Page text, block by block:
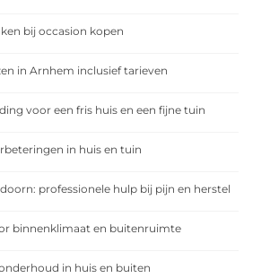
bij occasion kopen
in Arnhem inclusief tarieven
voor een fris huis en een fijne tuin
in huis en tuin
professionele hulp bij pijn en herstel
binnenklimaat en buitenruimte
in huis en buiten